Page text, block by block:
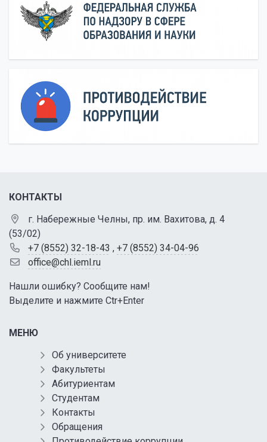
КОНТАКТЫ
г. Набережные Челны, пр. им. Вахитова, д. 4
(53/02)
+7 (8552) 32-18-43 , +7 (8552) 34-04-96
office@chl.ieml.ru
Нашли ошибку? Сообщите нам!
Выделите и нажмите Ctr+Enter
МЕНЮ
Об университете
Факультеты
Абитуриентам
Студентам
Контакты
Обращения